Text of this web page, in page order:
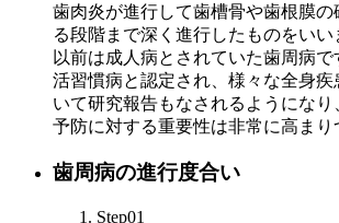
歯肉炎が進行して歯槽骨や歯根膜の
る段階まで深く進行したものをいい
以前は成人病とされていた歯周病
活習慣病と認定され、様々な全身疾
いて研究報告もなされるようにな
予防に対する重要性は非常に高まり
歯周病の進行度合い
Step01